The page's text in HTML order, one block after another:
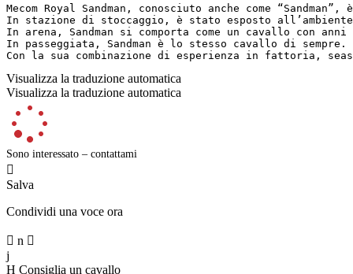
Mecom Royal Sandman, conosciuto anche come
In stazione di stoccaggio, è stato esposto
In arena, Sandman si comporta come un cavallo con
In passeggiata, Sandman è lo stesso cavallo di
Con la sua combinazione di esperienza in fattoria,
Visualizza la traduzione automatica
Visualizza la traduzione automatica
Sono interessato – contattami

Salva
Condividi una voce ora
 n 
j
H Consiglia un cavallo